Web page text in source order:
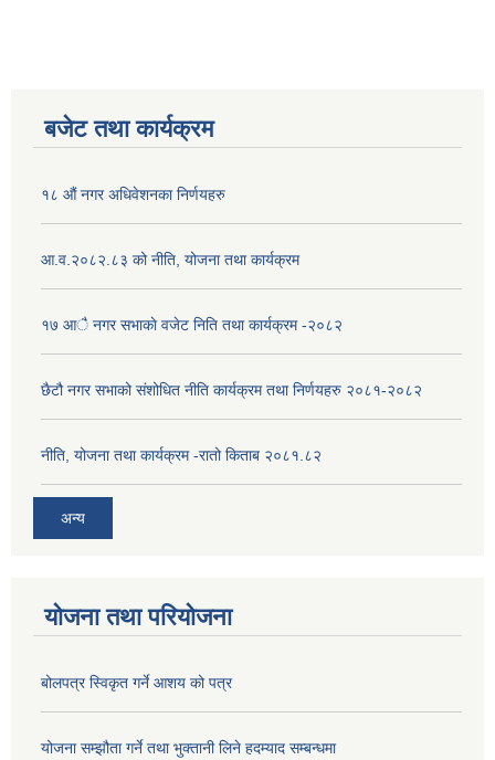
बजेट तथा कार्यक्रम
१८ औं नगर अधिवेशनका निर्णयहरु
आ.व.२०८२.८३ को नीति, योजना तथा कार्यक्रम
१७ आै नगर सभाकाे वजेट निति तथा कार्यक्रम -२०८२
छैटौ नगर सभाको संशोधित नीति कार्यक्रम तथा निर्णयहरु २०८१-२०८२
नीति, योजना तथा कार्यक्रम -रातो किताब २०८१.८२
अन्य
योजना तथा परियोजना
बोलपत्र स्विकृत गर्ने आशय को पत्र
योजना सम्झौता गर्ने तथा भुक्तानी लिने हदम्याद सम्बन्धमा